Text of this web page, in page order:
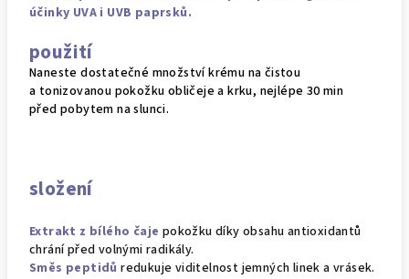
účinky UVA i UVB paprsků.
použití
Naneste dostatečné množství krému na čistou
a tonizovanou pokožku obličeje a krku, nejlépe 30 min
před pobytem na slunci.
složení
Extrakt z bílého čaje pokožku díky obsahu antioxidantů
chrání před volnými radikály.
Směs peptidů redukuje viditelnost jemných linek a vrásek.